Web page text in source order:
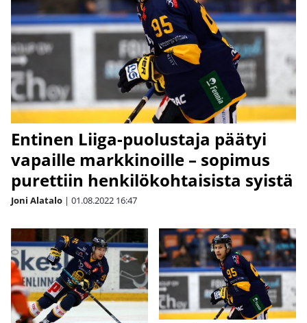
Entinen Liiga-puolustaja päätyi
vapaille markkinoille – sopimus
purettiin henkilökohtaisista syistä
Joni Alatalo | 01.08.2022 16:47